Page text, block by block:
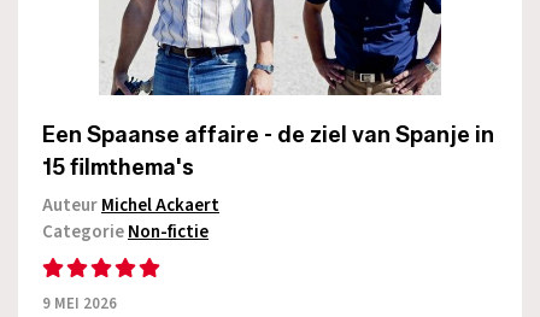
Een Spaanse affaire - de ziel van Spanje in
15 filmthema's
AuteurMichel Ackaert
CategorieNon-fictie
9 MEI 2026